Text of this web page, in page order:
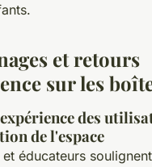
et retours
sur les
des
de l'espace
et éducateurs